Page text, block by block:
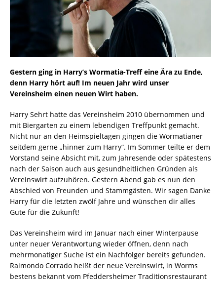
Gestern ging in Harry’s Wormatia-Treff eine Ära zu Ende,
denn Harry hört auf! Im neuen Jahr wird unser
Vereinsheim einen neuen Wirt haben.
Harry Sehrt hatte das Vereinsheim 2010 übernommen und
mit Biergarten zu einem lebendigen Treffpunkt gemacht.
Nicht nur an den Heimspieltagen gingen die Wormatianer
seitdem gerne „hinner zum Harry“. Im Sommer teilte er dem
Vorstand seine Absicht mit, zum Jahresende oder spätestens
nach der Saison auch aus gesundheitlichen Gründen als
Vereinswirt aufzuhören. Gestern Abend gab es nun den
Abschied von Freunden und Stammgästen. Wir sagen Danke
Harry für die letzten zwölf Jahre und wünschen dir alles
Gute für die Zukunft!
Das Vereinsheim wird im Januar nach einer Winterpause
unter neuer Verantwortung wieder öffnen, denn nach
mehrmonatiger Suche ist ein Nachfolger bereits gefunden.
Raimondo Corrado heißt der neue Vereinswirt, in Worms
bestens bekannt vom Pfeddersheimer Traditionsrestaurant